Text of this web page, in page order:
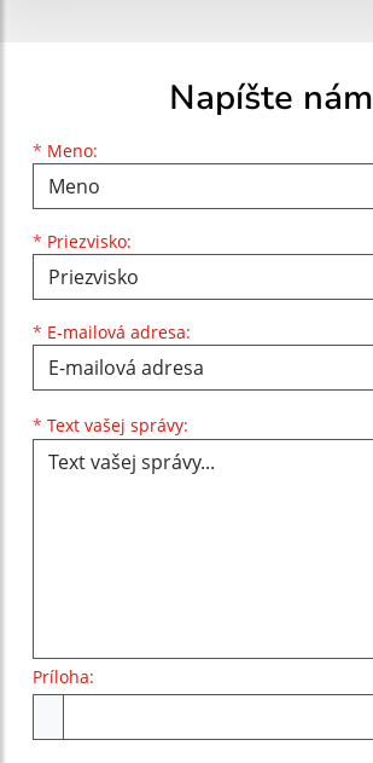
Napíšte nám
* Meno:
Meno
* Priezvisko:
Priezvisko
* E-mailová adresa:
E-mailová adresa
* Text vašej správy:
Príloha: